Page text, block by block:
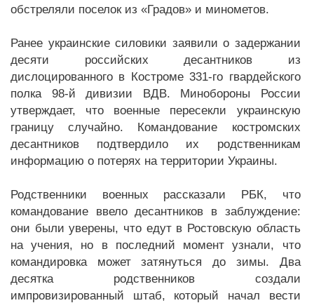
обстреляли поселок из «Градов» и минометов.
Ранее украинские силовики заявили о задержании
десяти российских десантников из
дислоцированного в Костроме 331-го гвардейского
полка 98-й дивизии ВДВ. Минобороны России
утверждает, что военные пересекли украинскую
границу случайно. Командование костромских
десантников подтвердило их родственникам
информацию о потерях на территории Украины.
Родственники военных рассказали РБК, что
командование ввело десантников в заблуждение:
они были уверены, что едут в Ростовскую область
на учения, но в последний момент узнали, что
командировка может затянуться до зимы. Два
десятка родственников создали
импровизированный штаб, который начал вести